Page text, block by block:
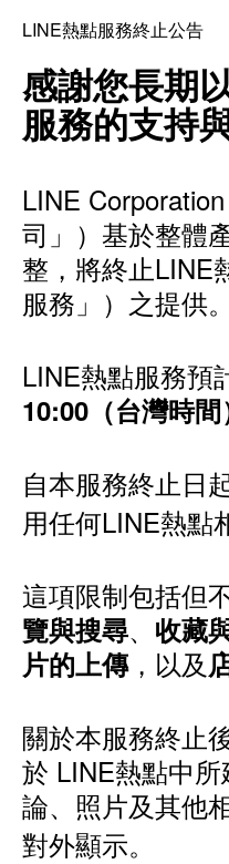
LINE熱點服務終止公告
感謝您長期
服務的支持
LINE
司」）基於整體
整，將終止LINE
服務」）之提供
LINE熱點服務預
10:00（台灣時間
自本服務終止日
用任何LINE熱點
這項限制包括但
覽與搜尋、 收藏
片的上傳，以及
關於本服務終止
於 LINE熱點中
論、照片及其他
對外顯示。